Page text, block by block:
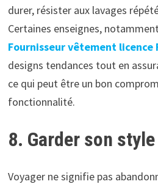
durer, résister aux lavages
Certaines enseignes,
Fournisseur vêtement licence
designs tendances tout en
ce qui peut être un bon
fonctionnalité.
8. Garder son
Voyager ne signifie pas